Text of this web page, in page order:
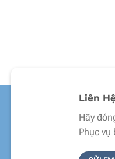
Liên
Hãy
Phục vụ